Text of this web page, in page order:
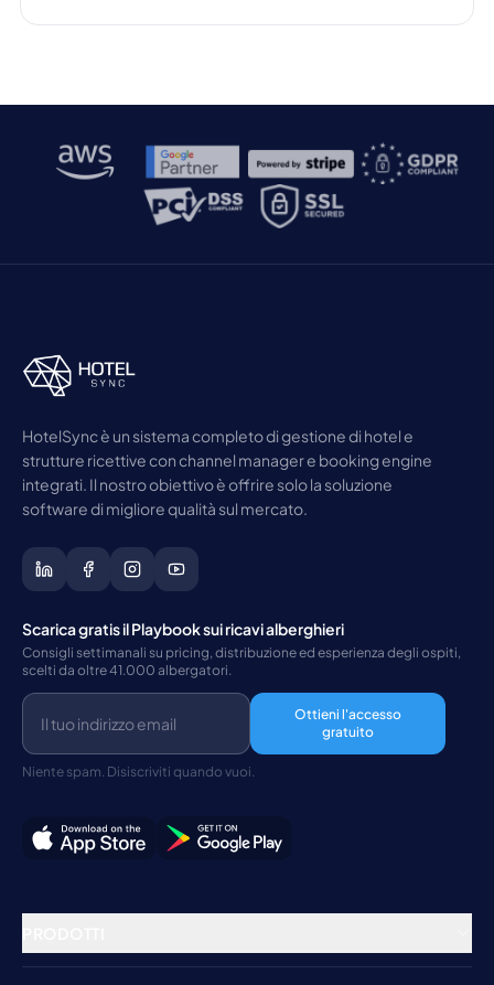
HotelSync è un sistema completo di gestione di hotel e
strutture ricettive con channel manager e booking engine
integrati. Il nostro obiettivo è offrire solo la soluzione
software di migliore qualità sul mercato.
Scarica gratis il Playbook sui ricavi alberghieri
Consigli settimanali su pricing, distribuzione ed esperienza degli ospiti,
scelti da oltre 41.000 albergatori.
Ottieni l'accesso
gratuito
Niente spam. Disiscriviti quando vuoi.
Gestione della struttura